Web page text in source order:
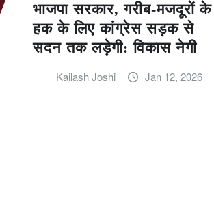
भाजपा सरकार, गरीब-मजदूरों के
हक के लिए कांग्रेस सड़क से
सदन तक लड़ेगी: विकास नेगी
Kailash Joshi Jan 12, 2026